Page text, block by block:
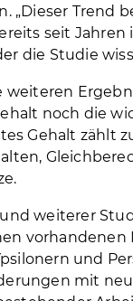
„Dieser
seit Jahren
die Studie
weiteren
noch die
Gehalt zählt
weiterer
vorhandenen
und
mit